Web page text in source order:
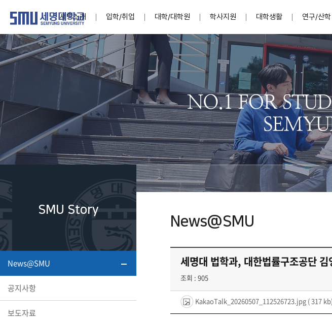
세명소개
세명소개
인재양성이 국가의 미래
세상을 밝게 비추는 인재양성
사이버투어
학교법인
설립자발자취
열린총장실
인사말 역
제
제
제
건학이념
대학소개
입학/취업
입학/취업
인재양성이 국가의 미래
세상을 밝게 비추는 인재양성
사이버투어
대학
입학홈페이지
대학원
일반ㆍ경영행
International
Students
취·창업지원처
취·창업지원
대학/대학원
대학/대학원
인재양성이 국가의 미래
세상을 밝게 비추는 인재양성
사이버투어
대학
인문예술대학
미디어콘텐츠창
외국어학부
아트앤산업디자
실내디자인학과
시각·영상디자
패션디자인학과
공연예술학과
영화웹툰애니
미디어문화학부
대학원
평생교육원
학사지원
학사지원
인재양성이 국가의 미래
세상을 밝게 비추는 인재양성
사이버투어
학사공지
학사일정
학사정보
교직과정안내
교직교육 목적
이수안내
교직과목 해설
신청서 다운로드
대학생활
대학생활
인재양성이 국가의 미래
세상을 밝게 비추는 인재양성
사이버투어
대학생활 안내영상
학생지원
학생상담/심리
학생활동
대학축제
시설이용
연구/산학
연구/산학
인재양성이 국가의 미래
세상을 밝게 비추는 인재양성
사이버투어
산학협력단
산학협력단 소
교내연구지원
교내학술연구
국제학술회의
연구윤리
세명대학교 연
LINC+ 사업단
기관/시설
인재양성이 국가의 미래
세상을 밝게 비추는 인재양성
사이버투어
기구조직표
특별기구
교육혁신·학
대학본부
교무연구처
산학협력단
부속기관
학술정보원
공자학원
부설연구소
연구소 조직
학술·연구활동
연구소소개
연구소 조직
SMU Story
인재양성이 국가의 미래
세상을 밝게 비추는 인재양성
사이버투어
News@SMU
공지사항
일반공지
교원(강사,겸
보도자료
Photo SMU
학생활동
온라인접수시
해카톤 경진대회
소통·공감
인재양성이 국가의 미래
세상을 밝게 비추는 인재양성
사이버투어
소통·공감
공익신고
학교기업
인재양성이 국가의 미래
세상을 밝게 비추는 인재양성
사이버투어
학교기업
세명네이처
세네뜨리아
S:MU 스포츠 아카데
미
S:MU LifeLap 다이
S:MU FoodLap 또
SMU Story
News@SMU
공지사항
보도자료
News@SMU
세명대 법학과, 대한법률구조공단
조회 : 905
KakaoTalk_20260507_112526723.jpg ( 317